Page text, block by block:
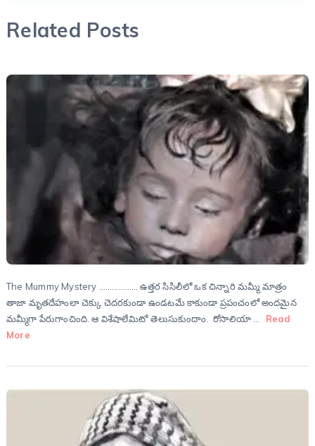
Related Posts
The Mummy Mystery ……………… ఉత్తర సిసిలీలో ఒక చిన్నారి మమ్మీ మాత్రం
తాజా మృతదేహంలా చెక్కు చెదరకుండా ఉండటమే కాకుండా ప్రపంచంలో అందమైన
మమ్మీగా పేరుగాంచింది. ఆ విశేషాలేమిటో తెలుసుకుందాం. రోసాలియా …
Read
More